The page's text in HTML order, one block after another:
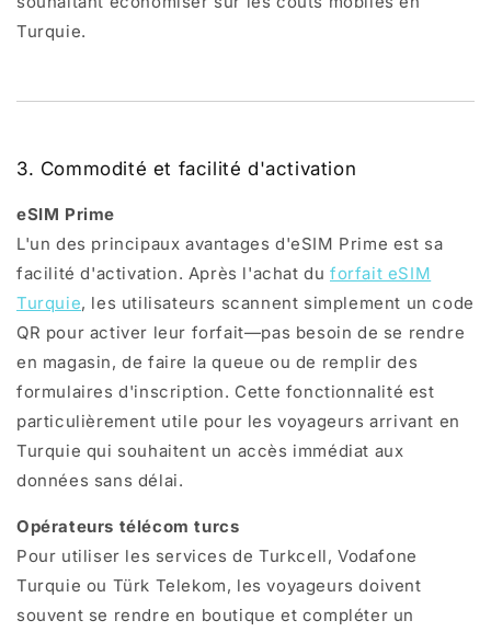
Turquie.
3. Commodité et facilité d'activation
eSIM Prime
L'un des principaux avantages d'eSIM Prime est sa
facilité d'activation. Après l'achat duforfait eSIM
Turquie, les utilisateurs scannent simplement un code
QR pour activer leur forfait—pas besoin de se rendre
en magasin, de faire la queue ou de remplir des
formulaires d'inscription. Cette fonctionnalité est
particulièrement utile pour les voyageurs arrivant en
Turquie qui souhaitent un accès immédiat aux
données sans délai.
Opérateurs télécom turcs
Pour utiliser les services de Turkcell, Vodafone
Turquie ou Türk Telekom, les voyageurs doivent
souvent se rendre en boutique et compléter un